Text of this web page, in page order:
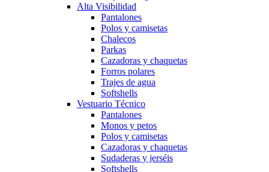
Alta Visibilidad
Pantalones
Polos y camisetas
Chalecos
Parkas
Cazadoras y chaquetas
Forros polares
Trajes de agua
Softshells
Vestuario Técnico
Pantalones
Monos y petos
Polos y camisetas
Cazadoras y chaquetas
Sudaderas y jerséis
Softshells